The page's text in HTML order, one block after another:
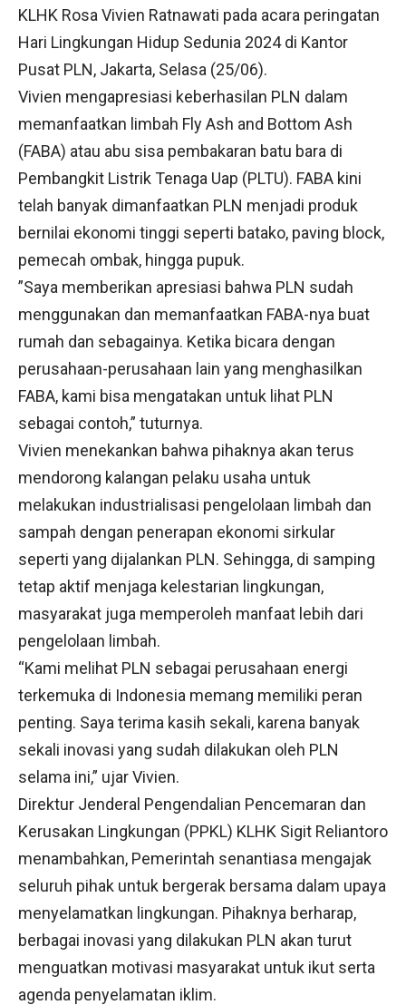
KLHK Rosa Vivien Ratnawati pada acara peringatan
Hari Lingkungan Hidup Sedunia 2024 di Kantor
Pusat PLN, Jakarta, Selasa (25/06).
Vivien mengapresiasi keberhasilan PLN dalam
memanfaatkan limbah Fly Ash and Bottom Ash
(FABA) atau abu sisa pembakaran batu bara di
Pembangkit Listrik Tenaga Uap (PLTU). FABA kini
telah banyak dimanfaatkan PLN menjadi produk
bernilai ekonomi tinggi seperti batako, paving block,
pemecah ombak, hingga pupuk.
”Saya memberikan apresiasi bahwa PLN sudah
menggunakan dan memanfaatkan FABA-nya buat
rumah dan sebagainya. Ketika bicara dengan
perusahaan-perusahaan lain yang menghasilkan
FABA, kami bisa mengatakan untuk lihat PLN
sebagai contoh,” tuturnya.
Vivien menekankan bahwa pihaknya akan terus
mendorong kalangan pelaku usaha untuk
melakukan industrialisasi pengelolaan limbah dan
sampah dengan penerapan ekonomi sirkular
seperti yang dijalankan PLN. Sehingga, di samping
tetap aktif menjaga kelestarian lingkungan,
masyarakat juga memperoleh manfaat lebih dari
pengelolaan limbah.
“Kami melihat PLN sebagai perusahaan energi
terkemuka di Indonesia memang memiliki peran
penting. Saya terima kasih sekali, karena banyak
sekali inovasi yang sudah dilakukan oleh PLN
selama ini,” ujar Vivien.
Direktur Jenderal Pengendalian Pencemaran dan
Kerusakan Lingkungan (PPKL) KLHK Sigit Reliantoro
menambahkan, Pemerintah senantiasa mengajak
seluruh pihak untuk bergerak bersama dalam upaya
menyelamatkan lingkungan. Pihaknya berharap,
berbagai inovasi yang dilakukan PLN akan turut
menguatkan motivasi masyarakat untuk ikut serta
agenda penyelamatan iklim.